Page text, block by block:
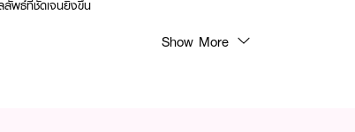
ลลัพธ์ที่ชัดเจนยิ่งขึ้น
Show More